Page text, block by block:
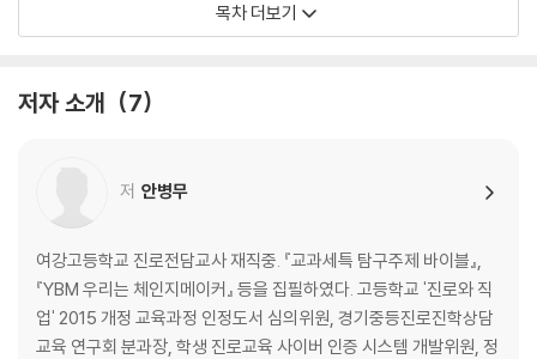
PART.2 의약계열 맞춤형 학생부 관리
Chapter.2 학교생활기록부 바로알기 … 50p
PART.3 의약계열 직업 및 학과 로드맵
Chapter.1 의료 … 188p
Chapter.2 간호 … 198p
Chapter.3 약학 … 204p
목차 더보기
저자 소개 7
저 안병무
여강고등학교 진로전담교사 재직중. 『교과세특 탐구주제 바이블』,
『YBM 우리는 체인지메이커』 등을 집필하였다. 고등학교 '진로와 직
업' 2015 개정 교육과정 인정도서 심의위원, 경기중등진로진학상담
교육 연구회 분과장, 학생 진로교육 사이버 인증 시스템 개발위원, 정